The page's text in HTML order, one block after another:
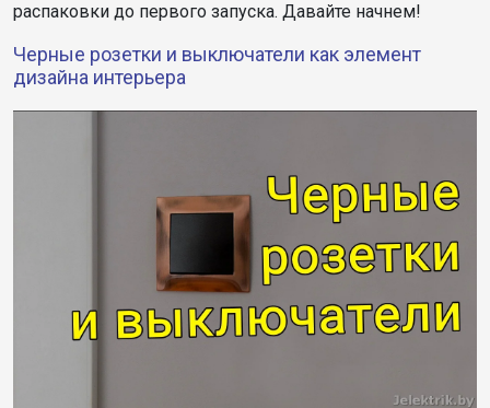
распаковки до первого запуска. Давайте начнем!
Черные розетки и выключатели как элемент
дизайна интерьера